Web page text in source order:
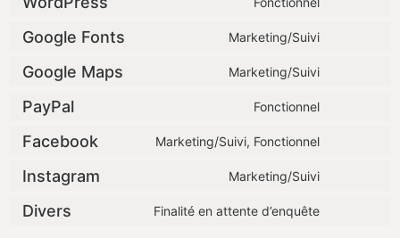
Google Fonts Marketing/Suivi
Google Maps Marketing/Suivi
PayPal Fonctionnel
Facebook Marketing/Suivi, Fonctionnel
Instagram Marketing/Suivi
Divers Finalité en attente d’enquête